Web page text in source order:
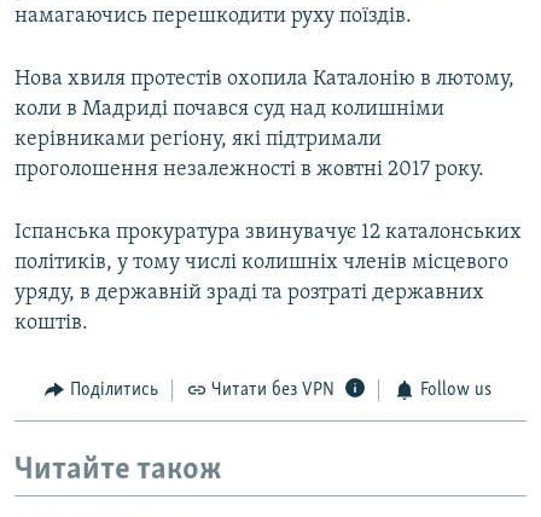
намагаючись перешкодити руху поїздів.
Нова хвиля протестів охопила Каталонію в лютому,
коли в Мадриді почався суд над колишніми
керівниками регіону, які підтримали
проголошення незалежності в жовтні 2017 року.
Іспанська прокуратура звинувачує 12 каталонських
політиків, у тому числі колишніх членів місцевого
уряду, в державній зраді та розтраті державних
коштів.
Поділитись Читати без VPN Follow us
Читайте також